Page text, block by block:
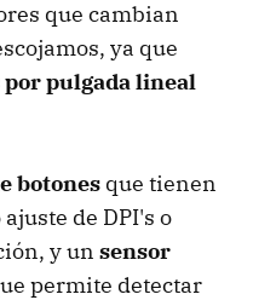
que cambian
ya que
pulgadalineal
botones que tienen
de DPI's o
y un sensor
permite detectar